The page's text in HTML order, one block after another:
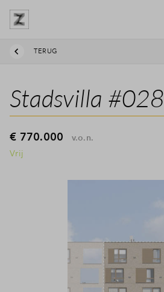
TERUG
Stadsvilla #028
€ 770.000
v.o.n.
Vrij